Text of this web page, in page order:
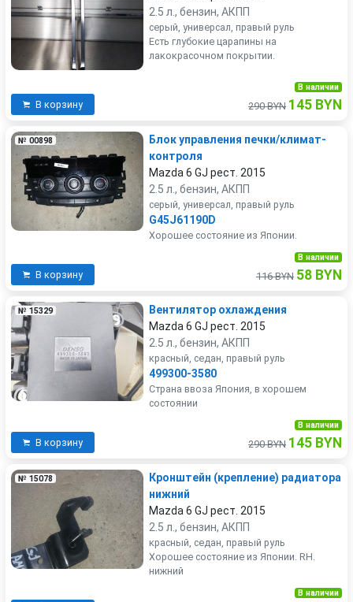
2.5 л., бензин, АКПП
серый, универсал, правый руль
Есть глубокие царапины на
лакокрасочном покрытии.
В корзину
В наличии
290 BYN 145 BYN
№ 00898
Блок управления печки/климат-
контроля
Mazda 6 GJ рест. 2015
2.5 л., бензин, АКПП
серый, универсал, правый руль
G45J61190D
Хорошее состояние из Японии.
В корзину
В наличии
116 BYN 58 BYN
№ 15329
Вентилятор охлаждения
Mazda 6 GJ рест. 2015
2.5 л., бензин, АКПП
красный, седан, правый руль
499300-3580
Страна ввоза Япония, в хорошем
состоянии
В корзину
В наличии
290 BYN 145 BYN
№ 15078
Кронштейн (крепление) радиатора
нижний
Mazda 6 GJ рест. 2015
2.5 л., бензин, АКПП
красный, седан, правый руль
Хорошее состояние из Японии. RH.
нижний
В наличии